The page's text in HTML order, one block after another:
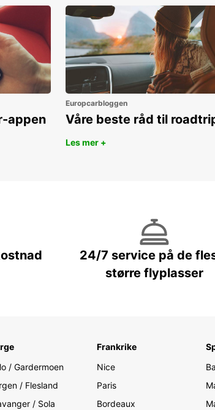
appen
Europcarbloggen
Våre beste råd til
Les mer +
24/7 service på de
større flyplasser
/ Gardermoen
/ Flesland
/ Sola
Frankrike
Nice
Paris
Bordeaux